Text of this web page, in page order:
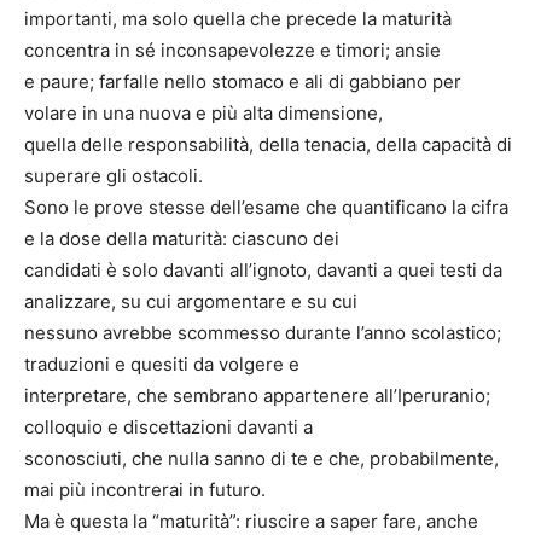
importanti, ma solo quella che precede la maturità
concentra in sé inconsapevolezze e timori; ansie
e paure; farfalle nello stomaco e ali di gabbiano per
volare in una nuova e più alta dimensione,
quella delle responsabilità, della tenacia, della capacità di
superare gli ostacoli.
Sono le prove stesse dell’esame che quantificano la cifra
e la dose della maturità: ciascuno dei
candidati è solo davanti all’ignoto, davanti a quei testi da
analizzare, su cui argomentare e su cui
nessuno avrebbe scommesso durante l’anno scolastico;
traduzioni e quesiti da volgere e
interpretare, che sembrano appartenere all’Iperuranio;
colloquio e discettazioni davanti a
sconosciuti, che nulla sanno di te e che, probabilmente,
mai più incontrerai in futuro.
Ma è questa la “maturità”: riuscire a saper fare, anche